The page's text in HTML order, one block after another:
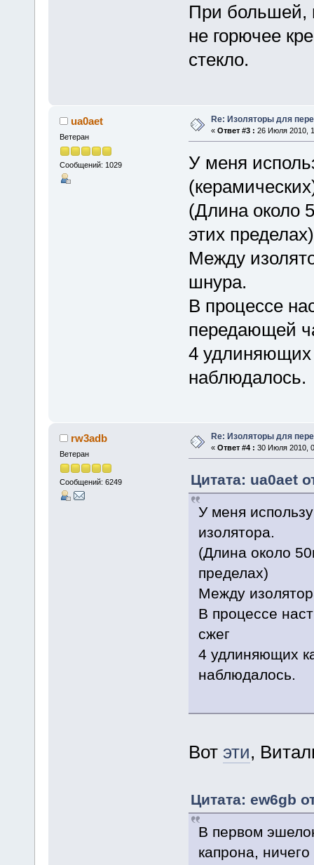
При большей,
не горючее
стекло.
ua0aet
Ветеран
Сообщений: 1029
Re: Изоляторы для
« Ответ #3 : 26 Июля 2010,
У меня
(Длина около
этих пределах)
Между
шнура.
В процессе
передающей
4 удлиняющих
наблюдалось.
rw3adb
Ветеран
Сообщений: 6249
Re: Изоляторы для
« Ответ #4 : 30 Июля 2010,
Цитата: ua0aet
У меня
изолятора.
(Длина около
пределах)
Между
В процессе
сжег
4 удлиняющих
наблюдалось.
Вот эти,
Цитата: ew6gb
В первом
капрона,